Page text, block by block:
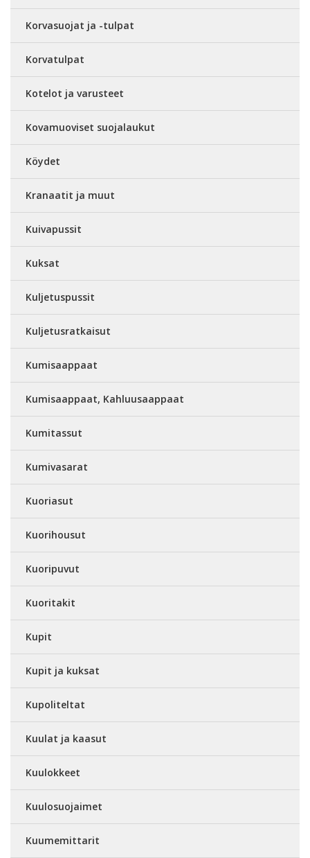
Korvasuojat ja -tulpat
Korvatulpat
Kotelot ja varusteet
Kovamuoviset suojalaukut
Köydet
Kranaatit ja muut
Kuivapussit
Kuksat
Kuljetuspussit
Kuljetusratkaisut
Kumisaappaat
Kumisaappaat, Kahluusaappaat
Kumitassut
Kumivasarat
Kuoriasut
Kuorihousut
Kuoripuvut
Kuoritakit
Kupit
Kupit ja kuksat
Kupoliteltat
Kuulat ja kaasut
Kuulokkeet
Kuulosuojaimet
Kuumemittarit